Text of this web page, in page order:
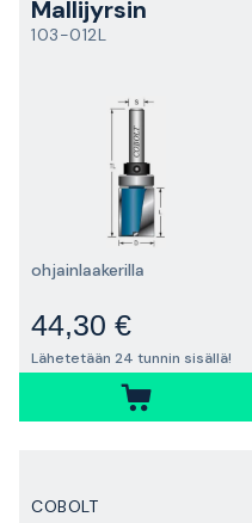
Mallijyrsin
103-012L
ohjainlaakerilla
44,30 €
Lähetetään 24 tunnin sisällä!
COBOLT